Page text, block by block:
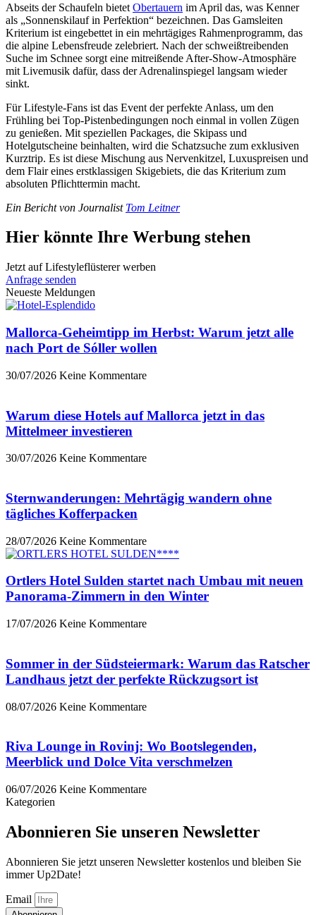
Abseits der Schaufeln bietet Obertauern im April das, was Kenner
als „Sonnenskilauf in Perfektion“ bezeichnen. Das Gamsleiten
Kriterium ist eingebettet in ein mehrtägiges Rahmenprogramm, das
die alpine Lebensfreude zelebriert. Nach der schweißtreibenden
Suche im Schnee sorgt eine mitreißende After-Show-Atmosphäre
mit Livemusik dafür, dass der Adrenalinspiegel langsam wieder
sinkt.
Für Lifestyle-Fans ist das Event der perfekte Anlass, um den
Frühling bei Top-Pistenbedingungen noch einmal in vollen Zügen
zu genießen. Mit speziellen Packages, die Skipass und
Hotelgutscheine beinhalten, wird die Schatzsuche zum exklusiven
Kurztrip. Es ist diese Mischung aus Nervenkitzel, Luxuspreisen und
dem Flair eines erstklassigen Skigebiets, die das Kriterium zum
absoluten Pflichttermin macht.
Ein Bericht von Journalist Tom Leitner
Hier könnte Ihre Werbung stehen
Jetzt auf Lifestyleflüsterer werben
Anfrage senden
Neueste Meldungen
Mallorca-Geheimtipp im Herbst: Warum jetzt alle
nach Port de Sóller wollen
30/07/2026 Keine Kommentare
Warum diese Hotels auf Mallorca jetzt in das
Mittelmeer investieren
30/07/2026 Keine Kommentare
Sternwanderungen: Mehrtägig wandern ohne
tägliches Kofferpacken
28/07/2026 Keine Kommentare
Ortlers Hotel Sulden startet nach Umbau mit neuen
Panorama-Zimmern in den Winter
17/07/2026 Keine Kommentare
Sommer in der Südsteiermark: Warum das Ratscher
Landhaus jetzt der perfekte Rückzugsort ist
08/07/2026 Keine Kommentare
Riva Lounge in Rovinj: Wo Bootslegenden,
Meerblick und Dolce Vita verschmelzen
06/07/2026 Keine Kommentare
Kategorien
Abonnieren Sie unseren Newsletter
Abonnieren Sie jetzt unseren Newsletter kostenlos und bleiben Sie
immer Up2Date!
Email